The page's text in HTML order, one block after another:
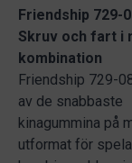
Friendship 729-
Skruv och fart i
kombination
Friendship 729-
av de snabbaste
kinagummina på
utformat för